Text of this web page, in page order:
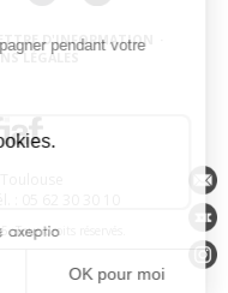
D'INFORMATION
LÉGALES
Tous droits réservés.